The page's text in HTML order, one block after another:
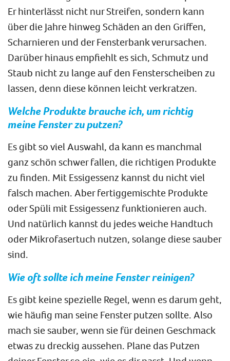
Er hinterlässt nicht nur Streifen, sondern kann
über die Jahre hinweg Schäden an den Griffen,
Scharnieren und der Fensterbank verursachen.
Darüber hinaus empfiehlt es sich, Schmutz und
Staub nicht zu lange auf den Fensterscheiben zu
lassen, denn diese können leicht verkratzen.
Welche Produkte brauche ich, um richtig
meine Fenster zu putzen?
Es gibt so viel Auswahl, da kann es manchmal
ganz schön schwer​ ​fallen, die richtigen Produkte
zu finden. Mit Essigessenz kannst du nicht viel
falsch machen. Aber fertiggemischte Produkte
oder Spüli mit Essigessenz funktionieren auch.
Und natürlich kannst du jedes weiche Handtuch
oder Mikrofasertuch nutzen, solange diese sauber
sind.
Wie oft sollte ich meine Fenster reinigen?
Es gibt keine spezielle Regel, wenn es darum geht,
wie häufig man seine Fenster putzen sollte. Also
mach sie sauber, wenn sie für deinen Geschmack
etwas zu dreckig aussehen. Plane das Putzen